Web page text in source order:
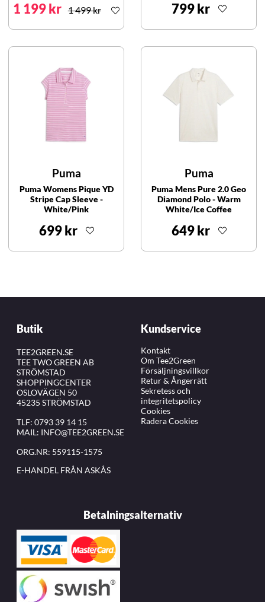
1 199 kr 1 499 kr 799 kr
Puma
Puma Womens Pique YD
Stripe Cap Sleeve -
White/Pink
699 kr
Puma
Puma Mens Pure 2.0 Geo
Diamond Polo - Warm
White/Ice Coffee
649 kr
Butik
TEE2GREEN.SE
TEE TWO GREEN AB
STRÖMSTAD
SHOPPINGCENTER
OSLOVÄGEN 50
45235 STRÖMSTAD
TLF: 0793 39 14 15
MAIL: INFO@TEE2GREEN.SE
ORG.NR: 559115-1575
E-HANDEL FRÅN ASKÅS
Kundservice
Kontakt
Om Tee2Green
Försäljningsvillkor
Retur & Ångerrätt
Sekretess och
integritetspolicy
Cookies
Radera Cookies
Betalningsalternativ